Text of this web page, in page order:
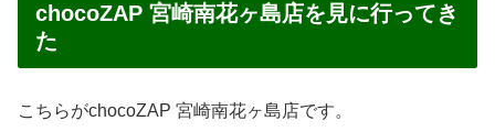
chocoZAP 宮崎南花ヶ島店を見に行ってき
た
こちらがchocoZAP 宮崎南花ヶ島店です。